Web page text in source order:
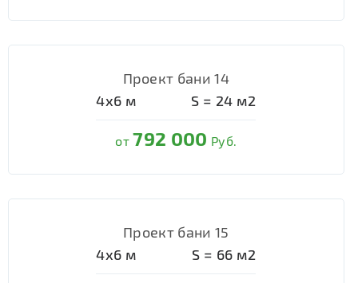
Проект бани 14
4х6 м S = 24 м2
от 792 000 Руб.
Проект бани 15
4х6 м S = 66 м2